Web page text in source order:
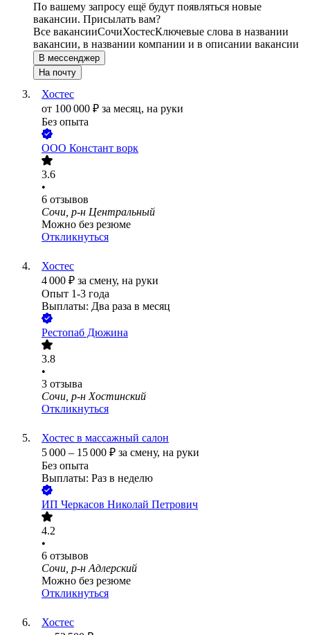
По вашему запросу ещё будут появляться новые
вакансии. Присылать вам?
Все вакансииСочиХостесКлючевые слова в названии
вакансии, в названии компании и в описании вакансии
В мессенджер
На почту
Хостес
от 100 000 ₽ за месяц, на руки
Без опыта
ООО Констант ворк
3.6
•
6 отзывов
Сочи, р-н Центральный
Можно без резюме
Откликнуться
Хостес
4 000 ₽ за смену, на руки
Опыт 1-3 года
Выплаты: Два раза в месяц
Рестопаб Дюжина
3.8
•
3 отзыва
Сочи, р-н Хостинский
Откликнуться
Хостес в массажный салон
5 000 – 15 000 ₽ за смену, на руки
Без опыта
Выплаты: Раз в неделю
ИП Черкасов Николай Петрович
4.2
•
6 отзывов
Сочи, р-н Адлерский
Можно без резюме
Откликнуться
Хостес